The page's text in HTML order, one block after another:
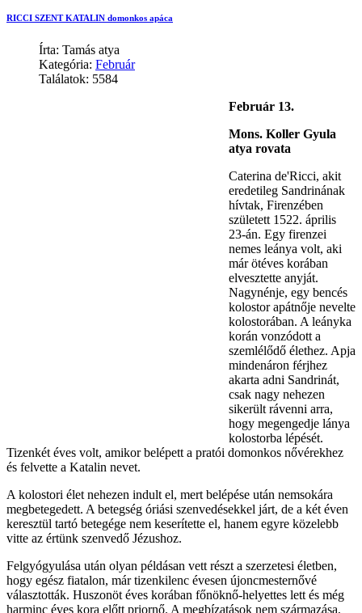
RICCI SZENT KATALIN domonkos apáca
Írta: Tamás atya
Kategória: Február
Találatok: 5584
Február 13.
Mons. Koller Gyula
atya rovata
Caterina de'Ricci, akit
eredetileg Sandrinának
hívtak, Firenzében
született 1522. április
23-án. Egy firenzei
nemes leánya volt, aki
már ötéves korában
elvesztette anyját.
Nagynénje, egy bencés
kolostor apátnője nevelte
kolostorában. A leányka
korán vonzódott a
szemlélődő élethez. Apja
mindenáron férjhez
akarta adni Sandrinát,
csak nagy nehezen
sikerült rávenni arra,
hogy megengedje lánya
kolostorba lépését.
Tizenkét éves volt, amikor belépett a pratói domonkos nővérekhez
és felvette a Katalin nevet.
A kolostori élet nehezen indult el, mert belépése után nemsokára
megbetegedett. A betegség óriási szenvedésekkel járt, de a két éven
keresztül tartó betegége nem keserítette el, hanem egyre közelebb
vitte az értünk szenvedő Jézushoz.
Felgyógyulása után olyan példásan vett részt a szerzetesi életben,
hogy egész fiatalon, már tizenkilenc évesen újoncmesternővé
választották. Huszonöt éves korában főnöknő-helyettes lett és még
harminc éves kora előtt priornő. A megbízatások nem származása,